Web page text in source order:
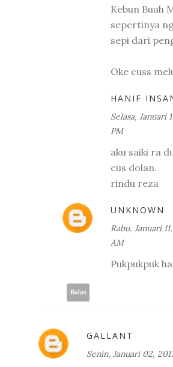
Kebun Buah
sepertinya
sepi dari
Oke cuss
HANIF
Selasa, Januari
PM
aku saiki ra
cus dolan.
rindu reza
UNKNOWN
Rabu, Januari
AM
Pukpukpuk
Balas
GALLANT
Senin, Januari 02,